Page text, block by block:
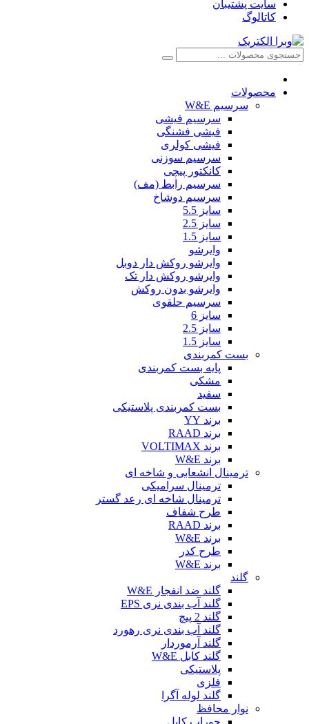
سایت پشتیبان
کاتالوگ
محصولات
سرسیم W&E
سرسیم فیشی
فیشی فشنگی
فیشی کولری
سرسیم سوزنی
کانکتور پیچی
سرسیم رابط (مف)
سرسیم دوشاخ
سایز 5.5
سایز 2.5
سایز 1.5
وایرشو
وایرشو روکش دار دوبل
وایرشو روکش دار تک
وایرشو بدون روکش
سرسیم حلقوی
سایز 6
سایز 2.5
سایز 1.5
بست کمربندی
پایه بست کمربندی
مشکی
سفید
بست کمربندی پلاستیکی
برند YY
برند RAAD
برند VOLTIMAX
برند W&E
ترمینال انشعابی و شاخه ای
ترمینال سرامیکی
ترمینال شاخه ای رعد گستر
طرح شفاف
برند RAAD
برند W&E
طرح کدر
برند W&E
گلند
گلند ضد انفجار W&E
گلند آب بندی نری EPS
گلند 2 پیچ
گلند آب بندی نری رهورد
گلند آرموردار
گلند کابل W&E
پلاستیکی
فلزی
گلند لوله آگرا
نوار محافظ